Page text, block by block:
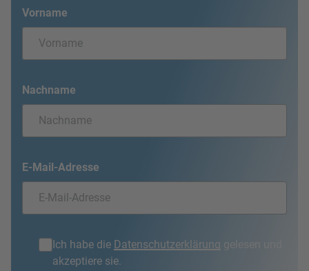
Vorname
Nachname
E-Mail-Adresse
Ich habe die Datenschutzerklärung gelesen und
akzeptiere sie.